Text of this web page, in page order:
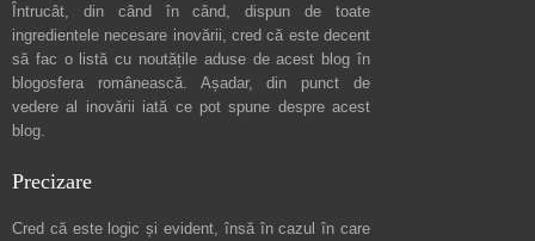
Întrucât, din când în când, dispun de toate
ingredientele necesare inovării, cred că este decent
să fac o listă cu noutățile aduse de acest blog în
blogosfera românească. Așadar, din punct de
vedere al inovării iată ce pot spune despre acest
blog
Precizare
Cred că este logic și evident, însă în cazul în care